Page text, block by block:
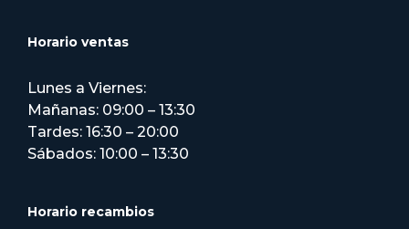
Horario ventas
Lunes a Viernes:
Mañanas: 09:00 – 13:30
Tardes: 16:30 – 20:00
Sábados: 10:00 – 13:30
Horario recambios